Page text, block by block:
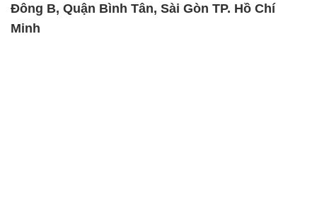
Đông B, Quận Bình Tân, Sài Gòn TP. Hồ Chí
Minh